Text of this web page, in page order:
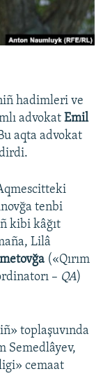
hadimleri ve
advokat Emil
aqta advokat
tenbi
kibi kâğıt
Lilâ
(«Qırım
– QA)
toplaşuvında
Semedlâyev,
cemaat